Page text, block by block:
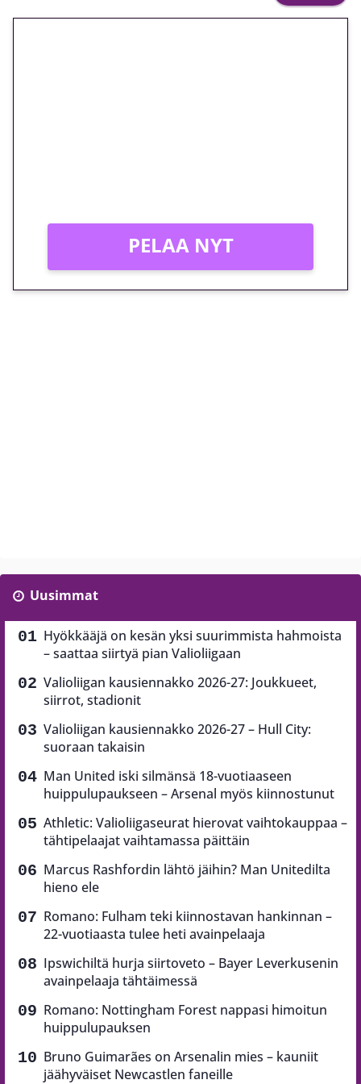
PELAA NYT
Uusimmat
Hyökkääjä on kesän yksi suurimmista hahmoista
– saattaa siirtyä pian Valioliigaan
Valioliigan kausiennakko 2026-27: Joukkueet,
siirrot, stadionit
Valioliigan kausiennakko 2026-27 – Hull City:
suoraan takaisin
Man United iski silmänsä 18-vuotiaaseen
huippulupaukseen – Arsenal myös kiinnostunut
Athletic: Valioliigaseurat hierovat vaihtokauppaa –
tähtipelaajat vaihtamassa päittäin
Marcus Rashfordin lähtö jäihin? Man Unitedilta
hieno ele
Romano: Fulham teki kiinnostavan hankinnan –
22-vuotiaasta tulee heti avainpelaaja
Ipswichiltä hurja siirtoveto – Bayer Leverkusenin
avainpelaaja tähtäimessä
Romano: Nottingham Forest nappasi himoitun
huippulupauksen
Bruno Guimarães on Arsenalin mies – kauniit
jäähyväiset Newcastlen faneille